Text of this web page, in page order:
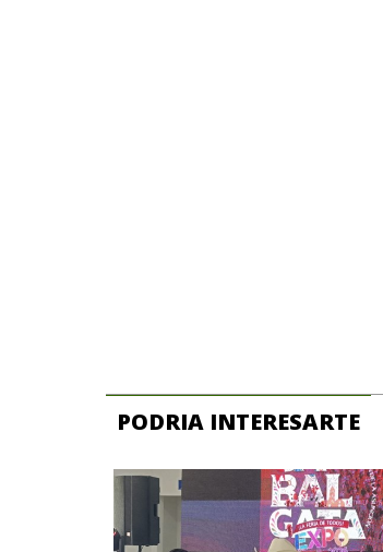
PODRIA INTERESARTE